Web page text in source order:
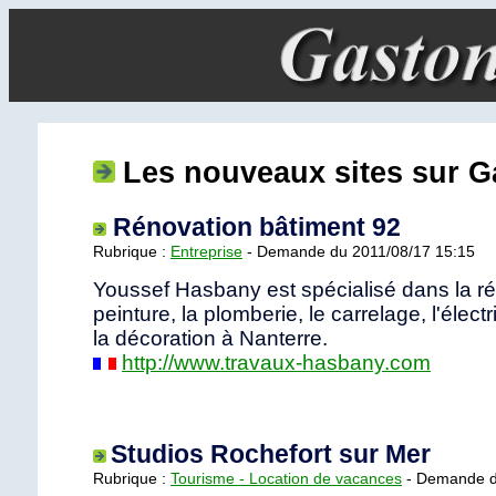
Les nouveaux sites sur
Rénovation bâtiment 92
Rubrique : Entreprise - Demande du 2011/08/17 15:15
Youssef Hasbany est spécialisé dans la
peinture, la plomberie, le carrelage,
la décoration à Nanterre.
http://www.travaux-hasbany.com
Studios Rochefort sur Mer
Rubrique : Tourisme - Location de vacances - Demande